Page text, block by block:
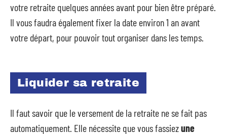
votre retraite quelques années avant pour bien être préparé.
Il vous faudra également fixer la date environ 1 an avant
votre départ, pour pouvoir tout organiser dans les temps.
Liquider sa retraite
Il faut savoir que le versement de la retraite ne se fait pas
automatiquement. Elle nécessite que vous fassiezune